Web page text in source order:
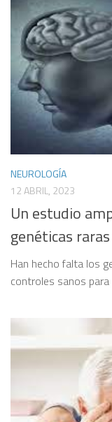
NEUROLOGÍA
12 ABRIL, 2023
Un estudio
genéticas
Han hecho falta los
controles sanos para